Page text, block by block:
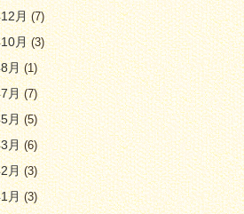
月(7)
月(3)
月(1)
月(7)
月(5)
月(6)
月(3)
月(3)